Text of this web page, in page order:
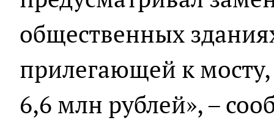
общественных
прилегающей к
6,6 млн рублей», –